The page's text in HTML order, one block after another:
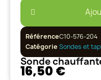
RéférenceC10-576-204
Catégorie Sondes et
Sonde
16,50 €